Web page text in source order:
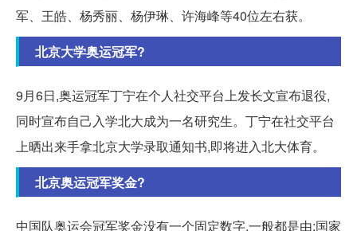
军、王皓、杨秀丽、杨伊琳、许海峰等40位左右获。
北京大学奥运冠军?
9月6日,奥运冠军丁宁在个人社交平台上发长文宣布退役,
同时宣布自己入学北大成为一名研究生。丁宁在社交平台
上晒出来手拿北京大学录取通知书,即将进入北大体育。
北京奥运冠军奖金?
中国队奥运会冠军奖金没有一个固定数字,一般都是由:国家